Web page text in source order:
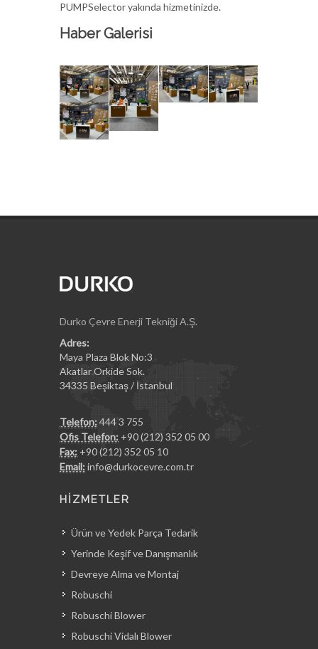
PUMPSelector yakında hizmetinizde.
Haber Galerisi
Durko Çevre Enerji Tekniği A.Ş.
Adres:
Maya Plaza Blok No:3
Akatlar Orkide Sok.
34335 Beşiktaş / İstanbul
Telefon: 444 3 755
Ofis Telefon: +90 (212) 352 05 00
Fax: +90 (212) 352 05 10
Email: info@durkocevre.com.tr
HİZMETLER
Ürün ve Yedek Parça Tedarik
Yerinde Keşif ve Danışmanlık
Devreye Alma ve Montaj
Robuschi
Robuschi Blower
Robuschi Vidalı Blower